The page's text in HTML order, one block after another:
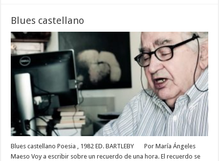
Blues castellano
Blues castellano Poesia , 1982 ED. BARTLEBY Por María Ángeles
Maeso Voy a escribir sobre un recuerdo de una hora. El recuerdo se